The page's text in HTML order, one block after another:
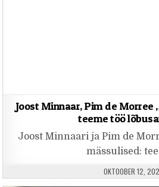
Joost Minnaar, Pim de Morree
teeme töö
Joost Minnaari ja Pim de
mässulised:
PUBLISHED DATE:
OKTOOBER 12,